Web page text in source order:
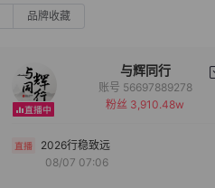
品牌收藏
与辉同行
备注
账号 56697889278
粉丝 3,910.48w
2026行稳致远
08/07 07:06